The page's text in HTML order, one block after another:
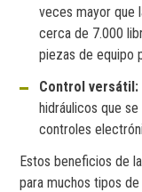
veces mayor que
cerca de 7.000
piezas de equipo
Control versátil:
hidráulicos que
controles
Estos beneficios de
para muchos tipos